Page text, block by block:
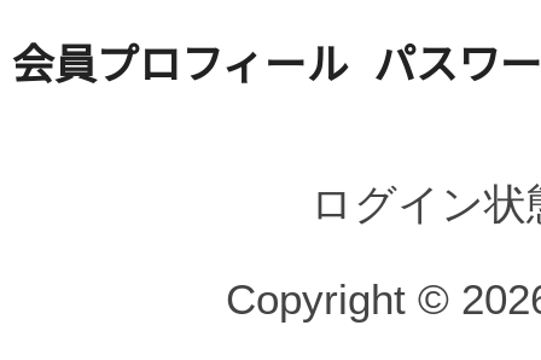
会員プロフィール パスワ
ログイン
Copyright ©